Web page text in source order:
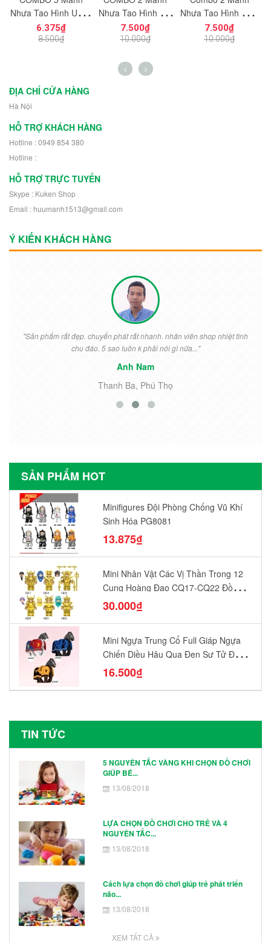
Nhựa Tạo Hình Uống
Cong Dùng Cho Mô
Hình Nhân Vật Mini
6.375₫
8.500₫
Nhựa Tạo Hình Vát
Cắt Góc 8x8
NO.1727 Dùng Cho
Robot 30504
7.500₫
10.000₫
Nhựa Tạo Hình Hiệu
Ứng Năng Lượng
NO.1726 Dùng
7.500₫
10.000₫
ĐỊA CHỈ CỬA HÀNG
Hà Nội
HỖ TRỢ KHÁCH HÀNG
Hotline : 0949 854 380
Hotline :
HỖ TRỢ TRỰC TUYẾN
Skype : Kuken Shop
Email : huumanh1513@gmail.com
Ý KIẾN KHÁCH HÀNG
"Sản phẩm rất đẹp. chuyển phát rất nhanh. nhân viên shop nhiệt tình
chu đáo. 5 sao luôn k phải nói gì nữa..."
Anh Nam
Thanh Ba, Phú Thọ
SẢN PHẨM HOT
Minifigures Đội Phòng Chống Vũ Khí
Sinh Hóa PG8081
13.875₫
Mini Nhân Vật Các Vị Thần Trong 12
Cung Hoàng Đạo CQ17-CQ22 Đồ
Chơi Lắp Ráp Mô Hình Yêu Thích
30.000₫
Mini Ngựa Trung Cổ Full Giáp Ngựa
Chiến Diều Hâu Quạ Đen Sư Tử Đỏ
N1003 - N1005 Đồ Chơi Lắp Ráp Mô
16.500₫
TIN TỨC
5 NGUYÊN TẮC VÀNG KHI CHỌN ĐỒ CHƠI
GIÚP BÉ...
13/08/2018
LỰA CHỌN ĐỒ CHƠI CHO TRẺ VÀ 4
NGUYÊN TẮC...
13/08/2018
Cách lựa chọn đồ chơi giúp trẻ phát triển
não...
13/08/2018
XEM TẤT CẢ